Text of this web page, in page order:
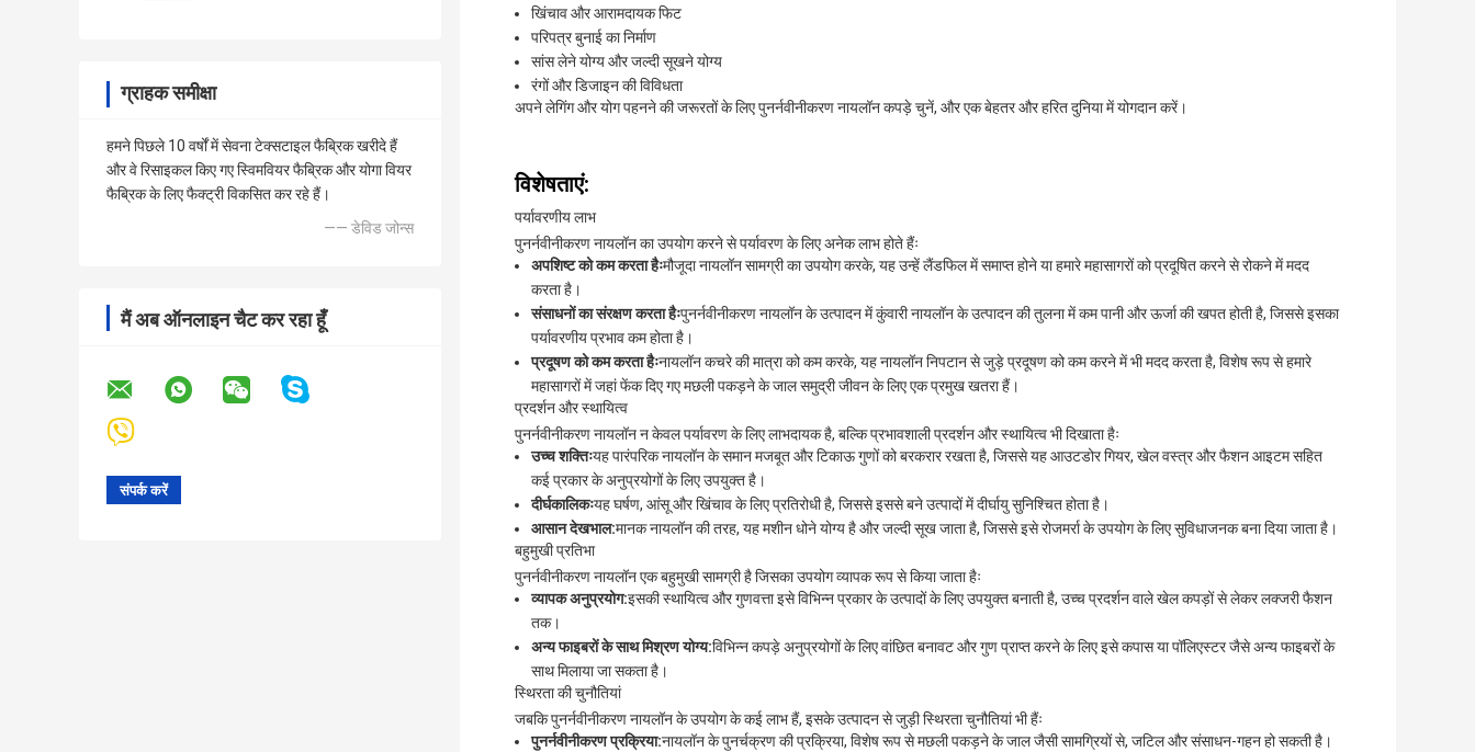
ग्राहक समीक्षा
हमने पिछले 10 वर्षों में सेवना टेक्सटाइल फैब्रिक खरीदे हैं
और वे रिसाइकल किए गए स्विमवियर फैब्रिक और योगा वियर
फैब्रिक के लिए फैक्ट्री विकसित कर रहे हैं।
—— डेविड जोन्स
मैं अब ऑनलाइन चैट कर रहा हूँ
खिंचाव और आरामदायक फिट
परिपत्र बुनाई का निर्माण
सांस लेने योग्य और जल्दी सूखने योग्य
रंगों और डिजाइन की विविधता
अपने लेगिंग और योग पहनने की जरूरतों के लिए पुनर्नवीनीकरण नायलॉन कपड़े चुनें, और एक बेहतर और हरित दुनिया में योगदान करें।
विशेषताएं:
पर्यावरणीय लाभ
पुनर्नवीनीकरण नायलॉन का उपयोग करने से पर्यावरण के लिए अनेक लाभ होते हैंः
अपशिष्ट को कम करता हैःमौजूदा नायलॉन सामग्री का उपयोग करके, यह उन्हें लैंडफिल में समाप्त होने या हमारे महासागरों को प्रदूषित करने से रोकने में मदद
करता है।
संसाधनों का संरक्षण करता हैःपुनर्नवीनीकरण नायलॉन के उत्पादन में कुंवारी नायलॉन के उत्पादन की तुलना में कम पानी और ऊर्जा की खपत होती है, जिससे इसका
पर्यावरणीय प्रभाव कम होता है।
प्रदूषण को कम करता हैःनायलॉन कचरे की मात्रा को कम करके, यह नायलॉन निपटान से जुड़े प्रदूषण को कम करने में भी मदद करता है, विशेष रूप से हमारे
महासागरों में जहां फेंक दिए गए मछली पकड़ने के जाल समुद्री जीवन के लिए एक प्रमुख खतरा हैं।
प्रदर्शन और स्थायित्व
पुनर्नवीनीकरण नायलॉन न केवल पर्यावरण के लिए लाभदायक है, बल्कि प्रभावशाली प्रदर्शन और स्थायित्व भी दिखाता हैः
उच्च शक्तिःयह पारंपरिक नायलॉन के समान मजबूत और टिकाऊ गुणों को बरकरार रखता है, जिससे यह आउटडोर गियर, खेल वस्त्र और फैशन आइटम सहित
कई प्रकार के अनुप्रयोगों के लिए उपयुक्त है।
दीर्घकालिकःयह घर्षण, आंसू और खिंचाव के लिए प्रतिरोधी है, जिससे इससे बने उत्पादों में दीर्घायु सुनिश्चित होता है।
आसान देखभाल:मानक नायलॉन की तरह, यह मशीन धोने योग्य है और जल्दी सूख जाता है, जिससे इसे रोजमर्रा के उपयोग के लिए सुविधाजनक बना दिया जाता है।
बहुमुखी प्रतिभा
पुनर्नवीनीकरण नायलॉन एक बहुमुखी सामग्री है जिसका उपयोग व्यापक रूप से किया जाता हैः
व्यापक अनुप्रयोग:इसकी स्थायित्व और गुणवत्ता इसे विभिन्न प्रकार के उत्पादों के लिए उपयुक्त बनाती है, उच्च प्रदर्शन वाले खेल कपड़ों से लेकर लक्जरी फैशन
तक।
अन्य फाइबरों के साथ मिश्रण योग्य:विभिन्न कपड़े अनुप्रयोगों के लिए वांछित बनावट और गुण प्राप्त करने के लिए इसे कपास या पॉलिएस्टर जैसे अन्य फाइबरों के
साथ मिलाया जा सकता है।
स्थिरता की चुनौतियां
जबकि पुनर्नवीनीकरण नायलॉन के उपयोग के कई लाभ हैं, इसके उत्पादन से जुड़ी स्थिरता चुनौतियां भी हैंः
पुनर्नवीनीकरण प्रक्रिया:नायलॉन के पुनर्चक्रण की प्रक्रिया, विशेष रूप से मछली पकड़ने के जाल जैसी सामग्रियों से, जटिल और संसाधन-गहन हो सकती है।